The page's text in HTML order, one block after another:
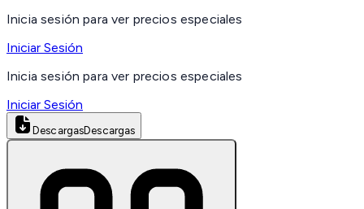
Inicia sesión para ver precios especiales
Iniciar Sesión
Inicia sesión para ver precios especiales
Iniciar Sesión
DescargasDescargas